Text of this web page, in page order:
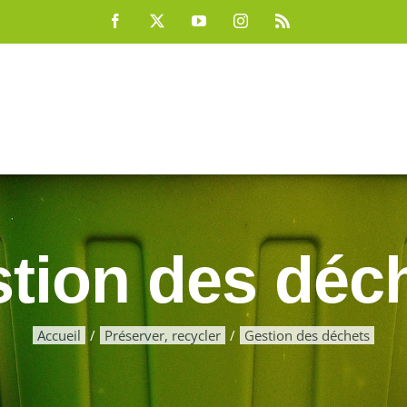
Facebook YouTubeInstagram
des
Accueil Préserver, recycler Gestion des déchets